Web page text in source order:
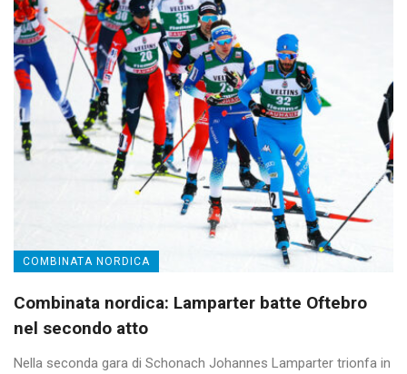
COMBINATA NORDICA
Combinata nordica: Lamparter batte Oftebro
nel secondo atto
Nella seconda gara di Schonach Johannes Lamparter trionfa in